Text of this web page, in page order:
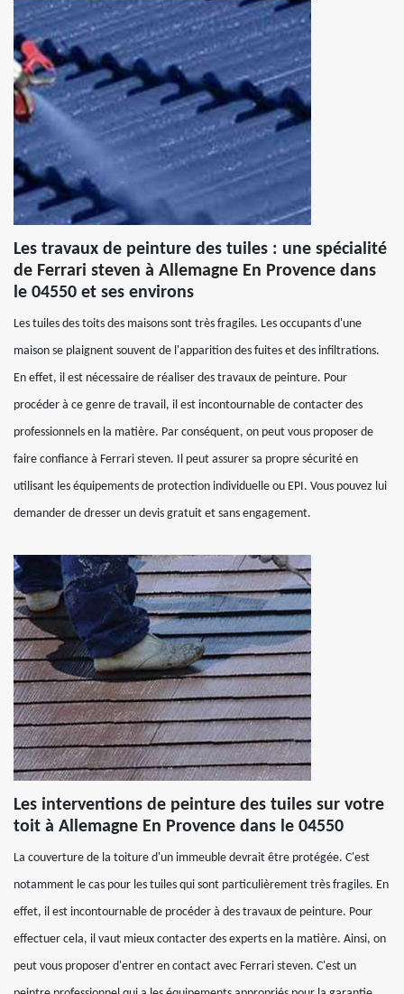
Les travaux de peinture des tuiles : une spécialité
de Ferrari steven à Allemagne En Provence dans
le 04550 et ses environs
Les tuiles des toits des maisons sont très fragiles. Les occupants d'une
maison se plaignent souvent de l'apparition des fuites et des infiltrations.
En effet, il est nécessaire de réaliser des travaux de peinture. Pour
procéder à ce genre de travail, il est incontournable de contacter des
professionnels en la matière. Par conséquent, on peut vous proposer de
faire confiance à Ferrari steven. Il peut assurer sa propre sécurité en
utilisant les équipements de protection individuelle ou EPI. Vous pouvez lui
demander de dresser un devis gratuit et sans engagement.
Les interventions de peinture des tuiles sur votre
toit à Allemagne En Provence dans le 04550
La couverture de la toiture d'un immeuble devrait être protégée. C'est
notamment le cas pour les tuiles qui sont particulièrement très fragiles. En
effet, il est incontournable de procéder à des travaux de peinture. Pour
effectuer cela, il vaut mieux contacter des experts en la matière. Ainsi, on
peut vous proposer d'entrer en contact avec Ferrari steven. C'est un